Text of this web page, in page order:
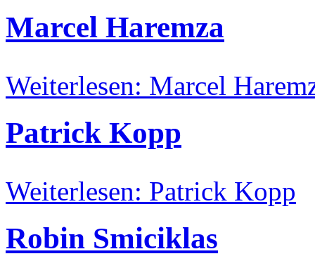
Marcel Haremza
Weiterlesen: Marcel
Patrick Kopp
Weiterlesen: Patrick Kopp
Robin Smiciklas